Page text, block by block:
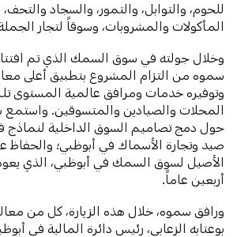
للحوم، والتوابل، والتمور، والسجاد
المأكولات والمشروبات، وسوقاً لتجار
وخلال جولته في سوق السمك الذي تم
سموه من التزام المشروع بتطبيق أعلى
وتوفيره خدمات ومرافق عالمية المستوى
المحلات والصيادين والمتسوقين.
حول دمج تصاميم السوق الداخلية لنماذج
صيد وتجارة الأسماك في أبوظبي؛ والحفاظ
الأصيل لسوق السمك في أبوظبي، الذي يعود
أربعين عاماً.
ورافق سموه، خلال هذه الزيارة، كل من
بوعتابه الزعابي، رئيس دائرة المالية في